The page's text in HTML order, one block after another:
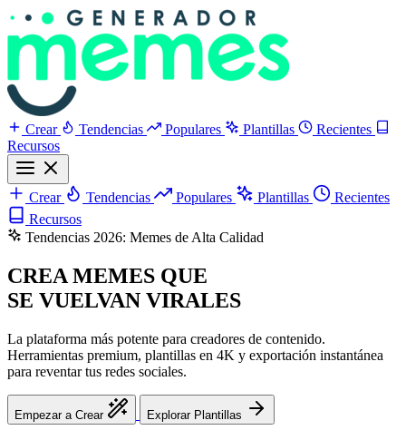
Crear Tendencias Populares Plantillas
Recientes
Recursos
Crear Tendencias Populares Plantillas
Recientes
Recursos
Tendencias 2026: Memes de Alta Calidad
CREA MEMES QUE
SE VUELVAN VIRALES
La plataforma más potente para creadores de contenido.
Herramientas premium, plantillas en 4K y exportación instantánea
para reventar tus redes sociales.
Empezar a Crear Explorar Plantillas